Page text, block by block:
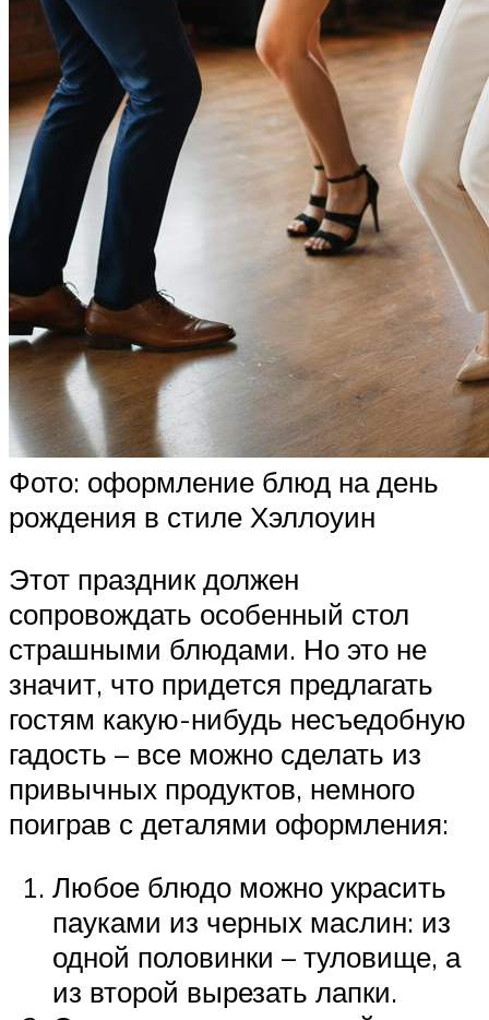
Фото: оформление блюд на день
рождения в стиле Хэллоуин
Этот праздник должен
сопровождать особенный стол
страшными блюдами. Но это не
значит, что придется предлагать
гостям какую-нибудь несъедобную
гадость – все можно сделать из
привычных продуктов, немного
поиграв с деталями оформления:
Любое блюдо можно украсить
пауками из черных маслин: из
одной половинки – туловище, а
из второй вырезать лапки.